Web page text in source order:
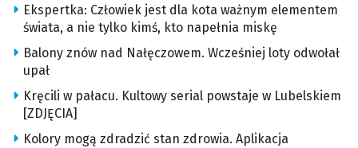
Ekspertka: Człowiek jest dla kota ważnym elementem
świata, a nie tylko kimś, kto napełnia miskę
Balony znów nad Nałęczowem. Wcześniej loty odwołał
upał
Kręcili w pałacu. Kultowy serial powstaje w Lubelskiem
[ZDJĘCIA]
Kolory mogą zdradzić stan zdrowia. Aplikacja